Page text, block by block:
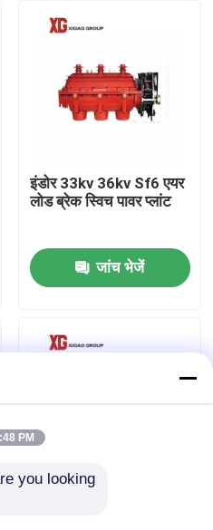
इंडोर 33kv 36kv Sf6 एयर
लोड ब्रेक स्विच पावर प्लांट
जांच भेजें
PM
you looking